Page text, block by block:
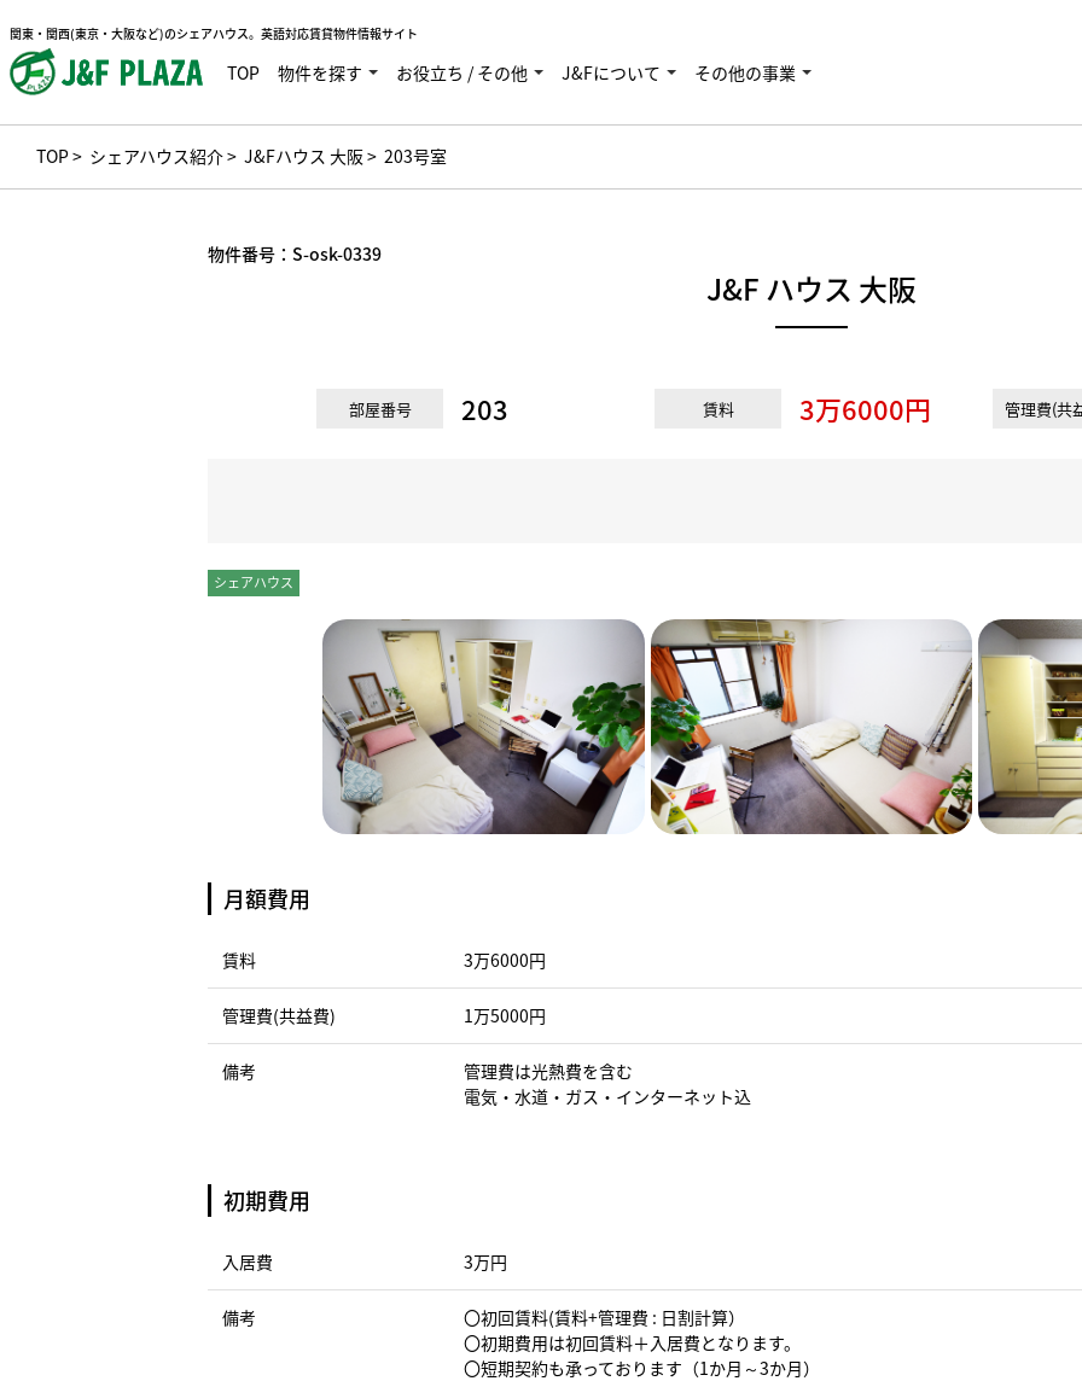
関東・関西(東京・大阪など)のシェアハウス。英語対応賃貸物件情報サイト
TOP 物件を探す お役立ち / その他 J&Fについて その他の事業
TOP> シェアハウス紹介> J&Fハウス 大阪> 203号室
物件番号： S-osk-0339
J&F ハウス 大阪
部屋番号 203 賃料 3万6000円 管理費(共
シェアハウス
月額費用
賃料 3万6000円
管理費(共益費) 1万5000円
備考
管理費は光熱費を含む
電気・水道・ガス・インターネット込
初期費用
入居費 3万円
備考
〇初回賃料(賃料+管理費 : 日割計算）
〇初期費用は初回賃料＋入居費となります。
〇短期契約も承っております（1か月～3か月）